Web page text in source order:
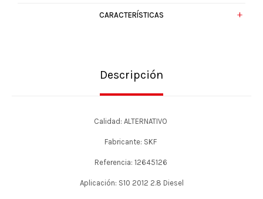
CARACTERÍSTICAS
Descripción
Calidad: ALTERNATIVO
Fabricante: SKF
Referencia: 12645126
Aplicación: S10 2012 2.8 Diesel